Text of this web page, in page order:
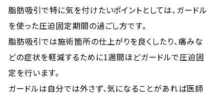
脂肪吸引で特に気を付けたいポイントとしては、ガードル
を使った圧迫固定期間の過ごし方です。
脂肪吸引では施術箇所の仕上がりを良くしたり、痛みな
どの症状を軽減するために1週間ほどガードルで圧迫固
定を行います。
ガードルは自分では外さず、気になることがあれば医師